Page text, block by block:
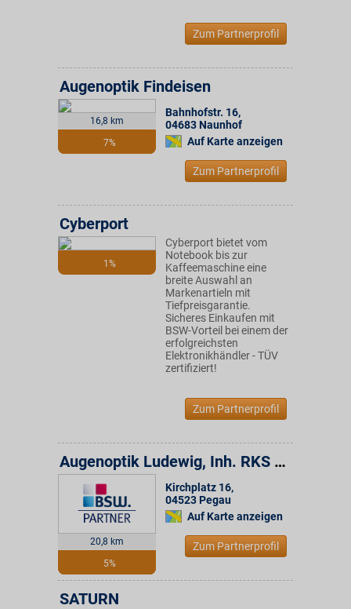
Zum Partnerprofil
16,8 km
7%
Augenoptik Findeisen
Bahnhofstr. 16,
04683 Naunhof
Auf Karte anzeigen
Zum Partnerprofil
1%
Cyberport
Cyberport bietet vom
Notebook bis zur
Kaffeemaschine eine
breite Auswahl an
Markenartieln mit
Tiefpreisgarantie.
Sicheres Einkaufen mit
BSW-Vorteil bei einem der
erfolgreichsten
Elektronikhändler - TÜV
zertifiziert!
Zum Partnerprofil
20,8 km
5%
Augenoptik Ludewig, Inh. RKS Optik GmbH
Kirchplatz 16,
04523 Pegau
Auf Karte anzeigen
Zum Partnerprofil
SATURN